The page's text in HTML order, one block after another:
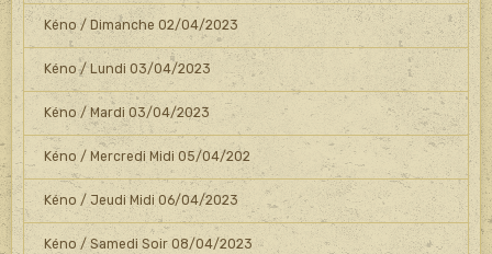
Kéno / Dimanche 02/04/2023
Kéno / Lundi 03/04/2023
Kéno / Mardi 03/04/2023
Kéno / Mercredi Midi 05/04/202
Kéno / Jeudi Midi 06/04/2023
Kéno / Samedi Soir 08/04/2023